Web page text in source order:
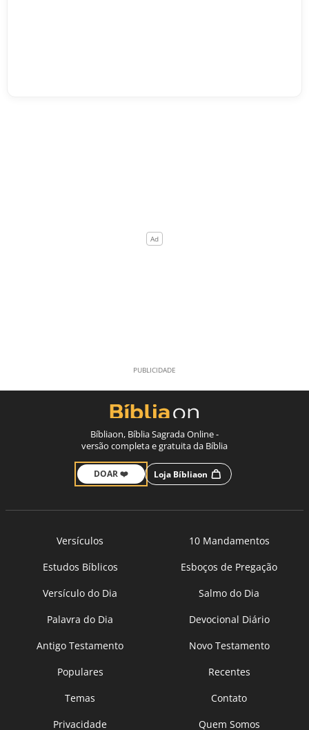
Bíbliaon, Bíblia Sagrada Online -
versão completa e gratuita da Bíblia
DOAR ❤️ Loja Bíbliaon
Versículos
10 Mandamentos
Estudos Bíblicos
Esboços de Pregação
Versículo do Dia
Salmo do Dia
Palavra do Dia
Devocional Diário
Antigo Testamento
Novo Testamento
Populares
Recentes
Temas
Contato
Privacidade
Quem Somos